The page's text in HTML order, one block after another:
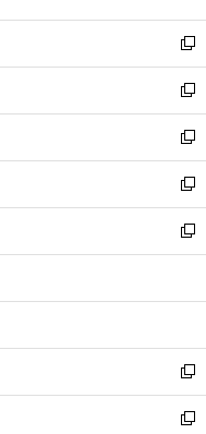
開
く
ウ
で
開
く
ン
ド
ウ
で
開
く
ウ
ィ
ン
ド
ウ
で
開
く
新
し
い
ウ
ィ
ン
ド
ウ
で
開
新
し
い
ウ
ィ
ン
ド
ウ
開
新
し
い
ウ
ィ
ン
ウ
開
く
新
し
い
ウ
ン
ウ
で
開
く
新
し
ウ
ン
ド
ウ
で
新
し
い
新